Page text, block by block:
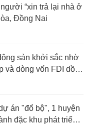
“xin trả lại nhà ở
Đồng Nai
sản khởi sắc nhờ
và dòng vốn FDI dồi
án "đổ bộ", 1 huyện
đặc khu phát triển